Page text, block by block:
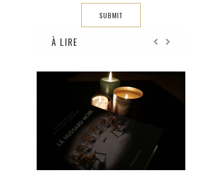
À LIRE